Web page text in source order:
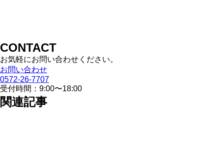
CONTACT
お気軽にお問い合わせください。
お問い合わせ
0572-26-7707
受付時間：9:00〜18:00
関連記事